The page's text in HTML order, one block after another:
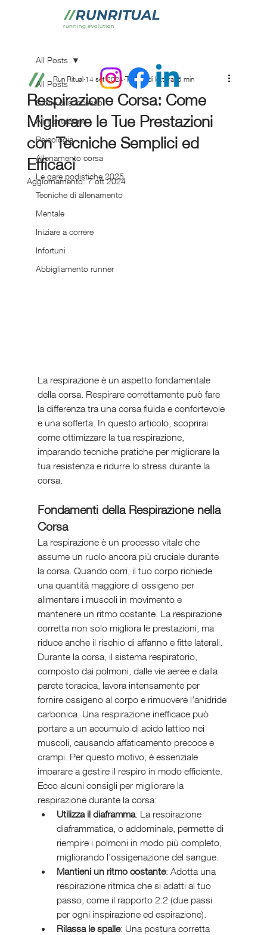
All Posts
Storie di successo
Alimentazione
Psicologia
Allenamento corsa
Le gare podistiche 2025
Tecniche di allenamento
Mentale
Iniziare a correre
Infortuni
Abbigliamento runner
All Posts
Respirazione Corsa: Come
Migliorare le Tue Prestazioni
con Tecniche Semplici ed
Efficaci
Run Ritual 14 set 2024 Tempo di lettura: 5 min
Aggiornamento:7 ott 2024
La respirazione è un aspetto fondamentale
della corsa. Respirare correttamente può fare
la differenza tra una corsa fluida e confortevole
e una sofferta. In questo articolo, scoprirai
come ottimizzare la tua respirazione,
imparando tecniche pratiche per migliorare la
tua resistenza e ridurre lo stress durante la
corsa.
Fondamenti della Respirazione nella
Corsa
La respirazione è un processo vitale che
assume un ruolo ancora più cruciale durante
la corsa. Quando corri, il tuo corpo richiede
una quantità maggiore di ossigeno per
alimentare i muscoli in movimento e
mantenere un ritmo costante. La respirazione
corretta non solo migliora le prestazioni, ma
riduce anche il rischio di affanno e fitte laterali.
Durante la corsa, il sistema respiratorio,
composto dai polmoni, dalle vie aeree e dalla
parete toracica, lavora intensamente per
fornire ossigeno al corpo e rimuovere l’anidride
carbonica. Una respirazione inefficace può
portare a un accumulo di acido lattico nei
muscoli, causando affaticamento precoce e
crampi. Per questo motivo, è essenziale
imparare a gestire il respiro in modo efficiente.
Ecco alcuni consigli per migliorare la
respirazione durante la corsa:
Utilizza il diaframma: La respirazione
diaframmatica, o addominale, permette di
riempire i polmoni in modo più completo,
migliorando l’ossigenazione del sangue.
Mantieni un ritmo costante: Adotta una
respirazione ritmica che si adatti al tuo
passo, come il rapporto 2:2 (due passi
per ogni inspirazione ed espirazione).
Rilassa le spalle: Una postura corretta